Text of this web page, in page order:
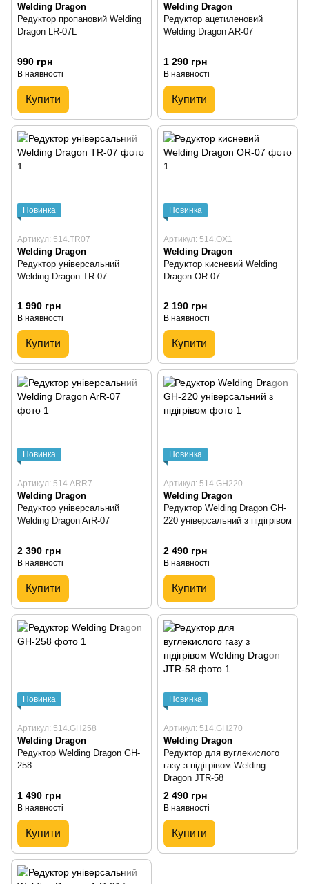
Welding Dragon
Редуктор пропановий Welding
Dragon LR-07L
990 грн
В наявності
Купити
Welding Dragon
Редуктор ацетиленовий
Welding Dragon AR-07
1 290 грн
В наявності
Купити
Новинка
Артикул: 514.TR07
Welding Dragon
Редуктор універсальний
Welding Dragon TR-07
1 990 грн
В наявності
Купити
Новинка
Артикул: 514.ОX1
Welding Dragon
Редуктор кисневий Welding
Dragon OR-07
2 190 грн
В наявності
Купити
Новинка
Артикул: 514.ARR7
Welding Dragon
Редуктор універсальний
Welding Dragon ArR-07
2 390 грн
В наявності
Купити
Новинка
Артикул: 514.GH220
Welding Dragon
Редуктор Welding Dragon GH-
220 універсальний з підігрівом
2 490 грн
В наявності
Купити
Новинка
Артикул: 514.GH258
Welding Dragon
Редуктор Welding Dragon GH-
258
1 490 грн
В наявності
Купити
Новинка
Артикул: 514.GH270
Welding Dragon
Редуктор для вуглекислого
газу з підігрівом Welding
Dragon JTR-58
2 490 грн
В наявності
Купити